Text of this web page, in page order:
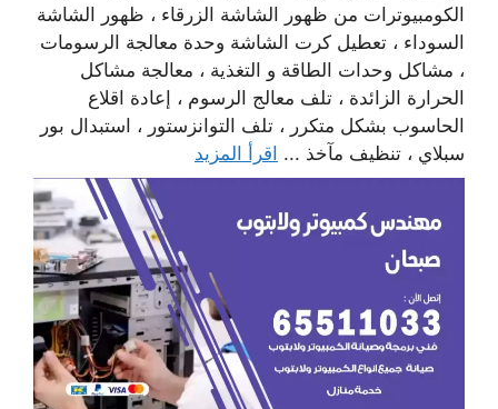
الكومبيوترات من ظهور الشاشة الزرقاء ، ظهور الشاشة
السوداء ، تعطيل كرت الشاشة وحدة معالجة الرسومات
، مشاكل وحدات الطاقة و التغذية ، معالجة مشاكل
الحرارة الزائدة ، تلف معالج الرسوم ، إعادة اقلاع
الحاسوب بشكل متكرر ، تلف التوانزستور ، استبدال بور
سبلاي ، تنظيف مآخذ ... اقرأ المزيد